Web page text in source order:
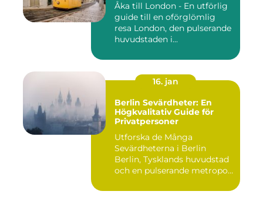
Åka till London - En utförlig
guide till en oförglömlig
resa London, den pulserande
huvudstaden i...
16. jan
Berlin Sevärdheter: En
Högkvalitativ Guide för
Privatpersoner
Utforska de Många
Sevärdheterna i Berlin
Berlin, Tysklands huvudstad
och en pulserande metropol,